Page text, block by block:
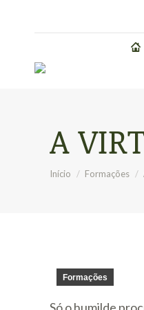
A
Você está aqui:
Início Formações
Formações